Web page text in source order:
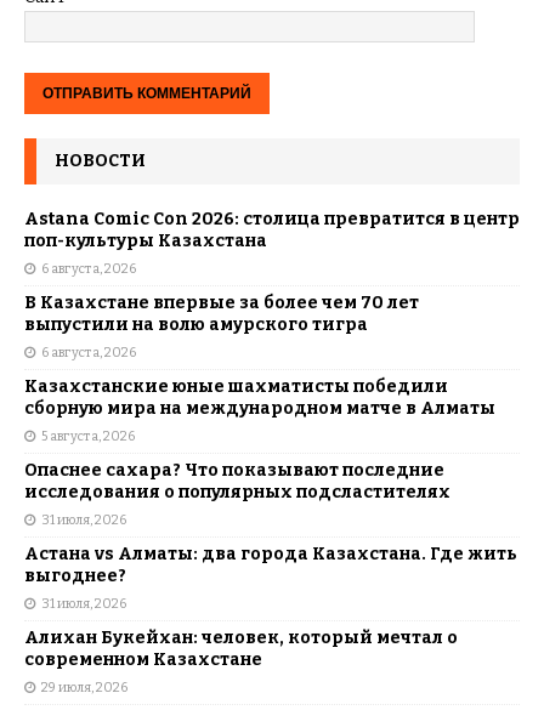
НОВОСТИ
Astana Comic Con 2026: столица превратится в центр
поп-культуры Казахстана
6 августа, 2026
В Казахстане впервые за более чем 70 лет
выпустили на волю амурского тигра
6 августа, 2026
Казахстанские юные шахматисты победили
сборную мира на международном матче в Алматы
5 августа, 2026
Опаснее сахара? Что показывают последние
исследования о популярных подсластителях
31 июля, 2026
Астана vs Алматы: два города Казахстана. Где жить
выгоднее?
31 июля, 2026
Алихан Букейхан: человек, который мечтал о
современном Казахстане
29 июля, 2026